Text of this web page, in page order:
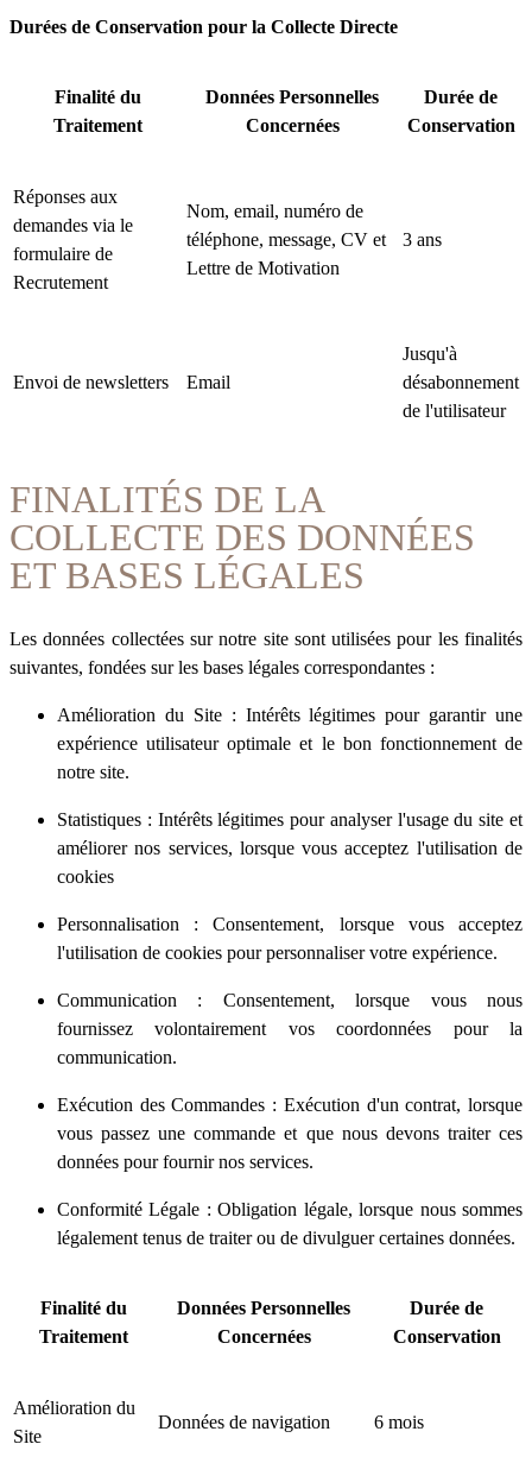
Durées de Conservation pour la Collecte Directe
Finalité du
Traitement
Données Personnelles
Concernées
Durée de
Conservation
Réponses aux
demandes via le
formulaire de
Recrutement
Nom, email, numéro de
téléphone, message, CV et
Lettre de Motivation
3 ans
Envoi de newsletters Email
Jusqu'à
désabonnement
de l'utilisateur
FINALITÉS DE LA
COLLECTE DES DONNÉES
ET BASES LÉGALES
Les données collectées sur notre site sont utilisées pour les finalités
suivantes, fondées sur les bases légales correspondantes :
Amélioration du Site : Intérêts légitimes pour garantir une
expérience utilisateur optimale et le bon fonctionnement de
notre site.
Statistiques : Intérêts légitimes pour analyser l'usage du site et
améliorer nos services, lorsque vous acceptez l'utilisation de
cookies
Personnalisation : Consentement, lorsque vous acceptez
l'utilisation de cookies pour personnaliser votre expérience.
Communication : Consentement, lorsque vous nous
fournissez volontairement vos coordonnées pour la
communication.
Exécution des Commandes : Exécution d'un contrat, lorsque
vous passez une commande et que nous devons traiter ces
données pour fournir nos services.
Conformité Légale : Obligation légale, lorsque nous sommes
légalement tenus de traiter ou de divulguer certaines données.
Finalité du
Traitement
Données Personnelles
Concernées
Durée de
Conservation
Amélioration du
Site
Données de navigation 6 mois